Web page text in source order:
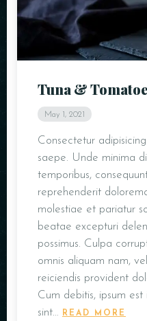
Tuna &
May 1, 2021
Consectetur
saepe. Unde minima
temporibus,
reprehenderit
molestiae et pariatur
beatae excepturi
possimus. Culpa
omnis aliquam nam,
reiciendis provident
Cum debitis, ipsum
sint…
READ MORE